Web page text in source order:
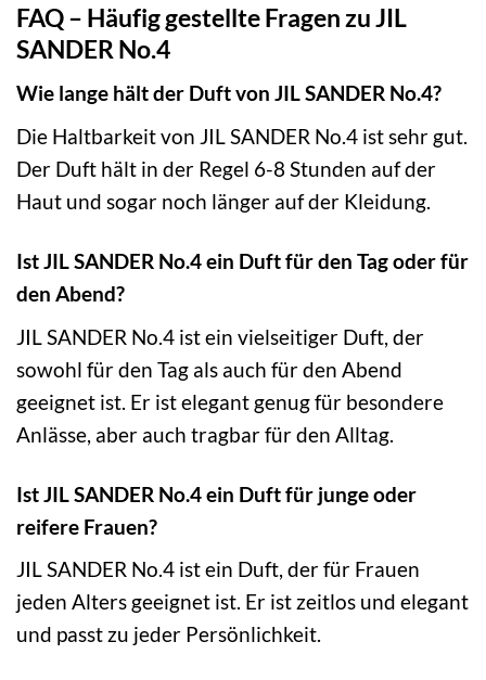
FAQ – Häufig gestellte Fragen zu JIL
SANDER No.4
Wie lange hält der Duft von JIL SANDER No.4?
Die Haltbarkeit von JIL SANDER No.4 ist sehr gut.
Der Duft hält in der Regel 6-8 Stunden auf der
Haut und sogar noch länger auf der Kleidung.
Ist JIL SANDER No.4 ein Duft für den Tag oder für
den Abend?
JIL SANDER No.4 ist ein vielseitiger Duft, der
sowohl für den Tag als auch für den Abend
geeignet ist. Er ist elegant genug für besondere
Anlässe, aber auch tragbar für den Alltag.
Ist JIL SANDER No.4 ein Duft für junge oder
reifere Frauen?
JIL SANDER No.4 ist ein Duft, der für Frauen
jeden Alters geeignet ist. Er ist zeitlos und elegant
und passt zu jeder Persönlichkeit.